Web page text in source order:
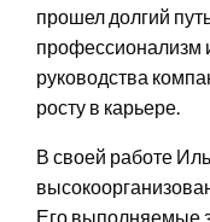
прошел долгий
профессионализм
руководства
росту в карьере.
В своей работе
Его выполняемые